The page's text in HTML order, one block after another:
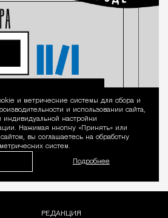
Уведомление
и метрические системы для сбора и
и использовании сайта,
настройки
Нажимая кнопку «Принять» или
вы соглашаетесь на обработку
систем.
Подробнее
РЕДАКЦИЯ